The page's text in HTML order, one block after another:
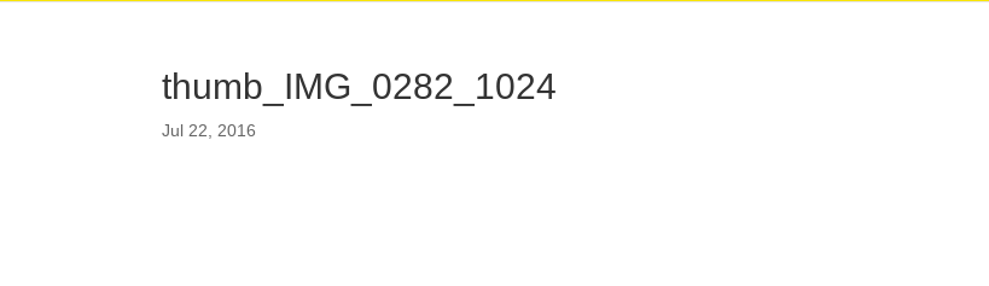
thumb_IMG_0282_1024
Jul 22, 2016